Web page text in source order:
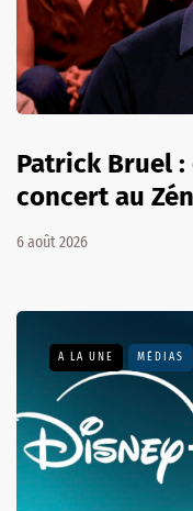
Patrick Bruel
concert au
6 août 2026
A LA UNE MÉDIAS